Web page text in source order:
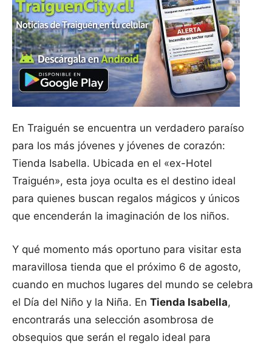
En Traiguén se encuentra un verdadero paraíso
para los más jóvenes y jóvenes de corazón:
Tienda Isabella. Ubicada en el «ex-Hotel
Traiguén», esta joya oculta es el destino ideal
para quienes buscan regalos mágicos y únicos
que encenderán la imaginación de los niños.
Y qué momento más oportuno para visitar esta
maravillosa tienda que el próximo 6 de agosto,
cuando en muchos lugares del mundo se celebra
el Día del Niño y la Niña. En Tienda Isabella,
encontrarás una selección asombrosa de
obsequios que serán el regalo ideal para